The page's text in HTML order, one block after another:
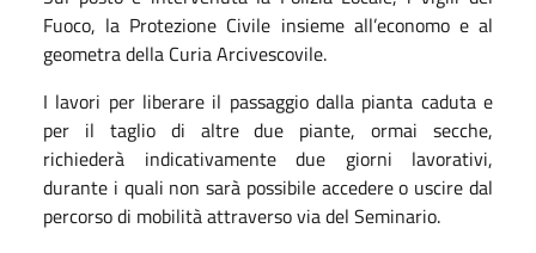
Fuoco, la Protezione Civile insieme all’economo e al
geometra della Curia Arcivescovile.
I lavori per liberare il passaggio dalla pianta caduta e
per il taglio di altre due piante, ormai secche,
richiederà indicativamente due giorni lavorativi,
durante i quali non sarà possibile accedere o uscire dal
percorso di mobilità attraverso via del Seminario.